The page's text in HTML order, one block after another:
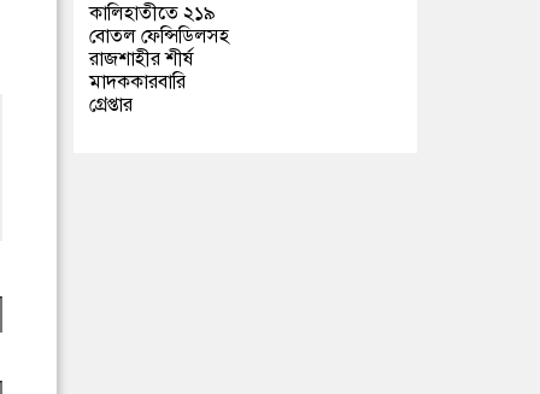
কালিহাতীতে ২১৯
বোতল ফেন্সিডিলসহ
রাজশাহীর শীর্ষ
মাদককারবারি
গ্রেপ্তার